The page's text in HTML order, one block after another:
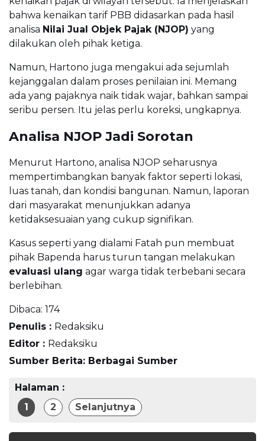
bahwa kenaikan tarif PBB didasarkan pada hasil
analisa Nilai Jual Objek Pajak (NJOP) yang
dilakukan oleh pihak ketiga.
Namun, Hartono juga mengakui ada sejumlah
kejanggalan dalam proses penilaian ini. Memang
ada yang pajaknya naik tidak wajar, bahkan sampai
seribu persen. Itu jelas perlu koreksi, ungkapnya.
Analisa NJOP Jadi Sorotan
Menurut Hartono, analisa NJOP seharusnya
mempertimbangkan banyak faktor seperti lokasi,
luas tanah, dan kondisi bangunan. Namun, laporan
dari masyarakat menunjukkan adanya
ketidaksesuaian yang cukup signifikan.
Kasus seperti yang dialami Fatah pun membuat
pihak Bapenda harus turun tangan melakukan
evaluasi ulang agar warga tidak terbebani secara
berlebihan.
Dibaca: 174
Penulis : Redaksiku
Editor : Redaksiku
Sumber Berita: Berbagai Sumber
Halaman :
1
2 Selanjutnya